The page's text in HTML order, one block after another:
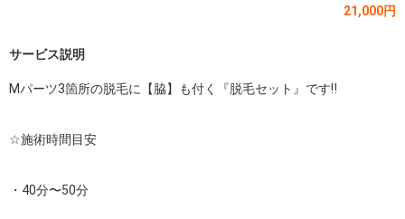
21,000円
サービス説明
Mパーツ3箇所の脱毛に【脇】も付く『脱毛セット』です‼︎
☆施術時間目安
・40分〜50分